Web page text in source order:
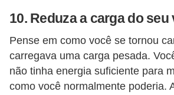
10. Reduza a carga do seu
Pense em como você se tornou
carregava uma carga pesada.
não tinha energia suficiente para
como você normalmente poderia.